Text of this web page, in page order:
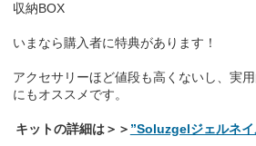
収納BOX
いまなら購入者に特典があります！
アクセサリーほど値段も高くないし、実
にもオススメです。
キットの詳細は＞＞ ”Soluzgelジェルネ